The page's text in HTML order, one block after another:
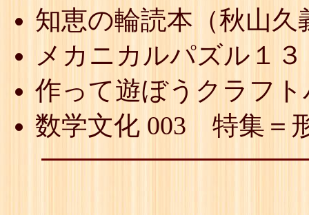
知恵の輪読本（秋山久
メカニカルパズル１
作って遊ぼうクラフ
数学文化 003 特集＝